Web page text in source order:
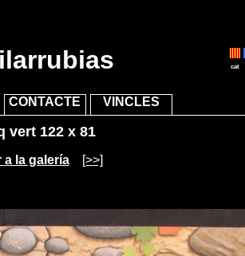
cat
CONTACTE VINCLES
vert 122 x 81
a la galería [>>]